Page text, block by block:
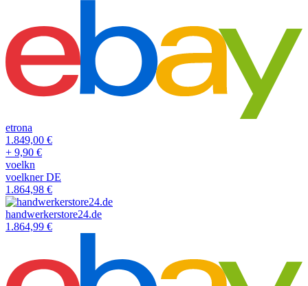
etrona
1.849,00 €
+ 9,90 €
voelkn
voelkner DE
1.864,98 €
handwerkerstore24.de
1.864,99 €